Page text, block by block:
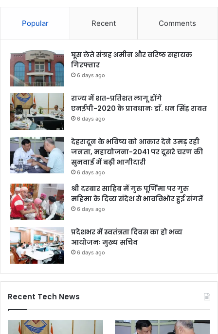
Popular Recent Comments
घूस लेते संग्रह अमीन और वरिष्ठ सहायक
गिरफ्तार
6 days ago
राज्य में शत-प्रतिशत लागू होंगे
एनईपी-2020 के प्रावधानः डाॅ. धन सिंह रावत
6 days ago
देहरादून के भविष्य को आकार देने उमड़ रही
जनता, महायोजना-2041 पर दूसरे चरण की
सुनवाई में बढ़ी भागीदारी
6 days ago
श्री दरबार साहिब में गुरु पूर्णिमा पर गुरु
महिमा के दिव्य संदेश से भावविभोर हुई संगतें
6 days ago
प्रदेशभर में स्वतंत्रता दिवस का हो भव्य
आयोजनः मुख्य सचिव
6 days ago
Recent Tech News